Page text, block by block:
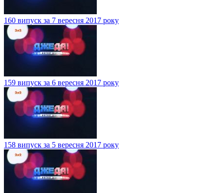
160 випуск за 7 вересня 2017 року
159 випуск за 6 вересня 2017 року
158 випуск за 5 вересня 2017 року